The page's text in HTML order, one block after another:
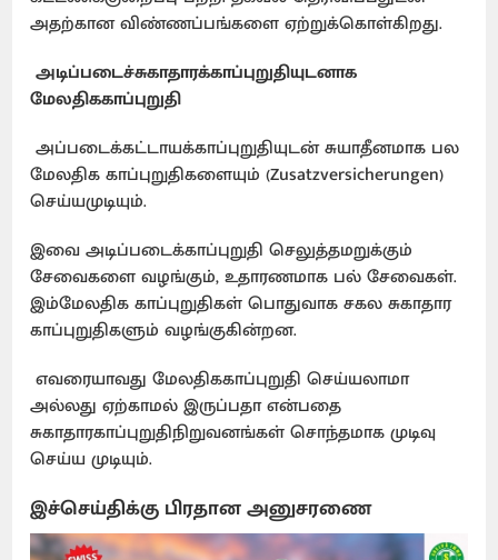
அதற்கான விண்ணப்பங்களை ஏற்றுக்கொள்கிறது.
அடிப்படைச்சுகாதாரக்காப்புறுதியுடனாக
மேலதிககாப்புறுதி
அப்படைக்கட்டாயக்காப்புறுதியுடன் சுயாதீனமாக பல
மேலதிக காப்புறுதிகளையும் (Zusatzversicherungen)
செய்யமுடியும்.
இவை அடிப்படைக்காப்புறுதி செலுத்தமறுக்கும்
சேவைகளை வழங்கும், உதாரணமாக பல் சேவைகள்.
இம்மேலதிக காப்புறுதிகள் பொதுவாக சகல சுகாதார
காப்புறுதிகளும் வழங்குகின்றன.
எவரையாவது மேலதிககாப்புறுதி செய்யலாமா
அல்லது ஏற்காமல் இருப்பதா என்பதை
சுகாதாரகாப்புறுதிநிறுவனங்கள் சொந்தமாக முடிவு
செய்ய முடியும்.
இச்செய்திக்கு பிரதான அனுசரணை